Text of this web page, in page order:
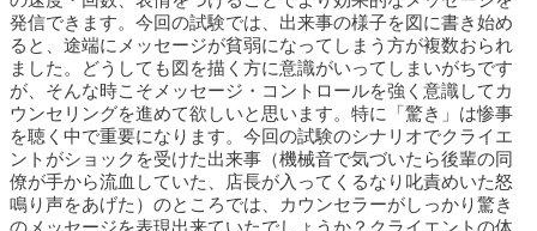
発信できます。今回の試験では、出来事の様子を図に書き始め
ると、途端にメッセージが貧弱になってしまう方が複数おられ
ました。どうしても図を描く方に意識がいってしまいがちです
が、そんな時こそメッセージ・コントロールを強く意識してカ
ウンセリングを進めて欲しいと思います。特に「驚き」は惨事
を聴く中で重要になります。今回の試験のシナリオでクライエ
ントがショックを受けた出来事（機械音で気づいたら後輩の同
僚が手から流血していた、店長が入ってくるなり叱責めいた怒
鳴り声をあげた）のところでは、カウンセラーがしっかり驚き